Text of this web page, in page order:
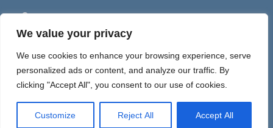
We value your privacy
We use cookies to enhance your browsing experience, serve
personalized ads or content, and analyze our traffic. By
clicking "Accept All", you consent to our use of cookies.
Customize Reject All Accept All
Av. Rambla Méndez Núnez, 12, Alicante 03002, España
Aviso Legal|Política de Privacidad|Política de cookies
Espira, sastre de tus ideas en internet © 2020